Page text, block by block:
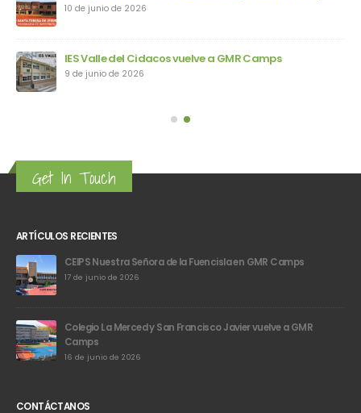
10 de junio de 2026
IES Valle del Cidacos vuelve a GMR Camps
9 de junio de 2026
Get In Touch
ARTÍCULOS RECIENTES
CEIPS Nuestra Señora de la Fuencisla en GMR Camps
17 de junio de 2026
Colegio La Merced y San Francisco Javier vuelve a GMR
Camps
16 de junio de 2026
CONTÁCTANOS